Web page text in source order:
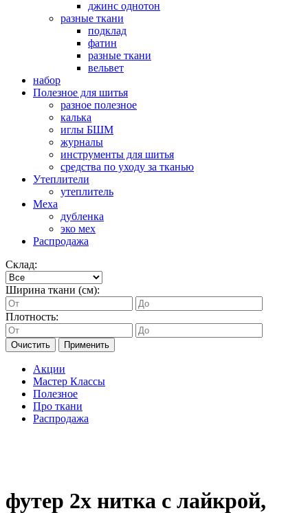
джинс однотон
разные ткани
подклад
фатин
разные ткани
вельвет
набор
Полезное для шитья
разное полезное
калька
иглы БШМ
журналы
инструменты для шитья
средства по уходу за тканью
Утеплители
утеплитель
Меха
дубленка
эко мех
Распродажа
Склад:
Ширина ткани (см):
Плотность:
Очистить Применить
Акции
Мастер Классы
Полезное
Про ткани
Распродажа
футер 2х нитка с лайкрой,